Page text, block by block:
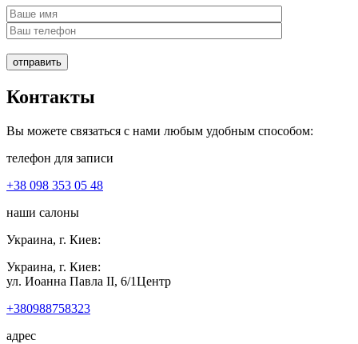
отправить
Контакты
Вы можете связаться с нами любым удобным способом:
телефон для записи
+38 098 353 05 48
наши салоны
Украина, г. Киев:
Украина, г. Киев:
ул. Иоанна Павла II, 6/1Центр
+380988758323
адрес